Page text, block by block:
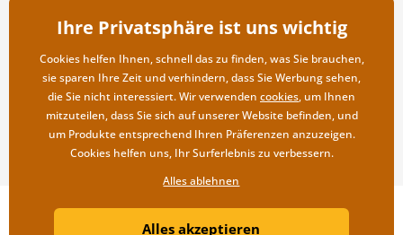
Versand- und
Rücksendung der Ware
Großhandel und
Copyright ©2019 © Dovido.at.
Litvanyi.sk| Online-Shop erstellt von
Ihre Privatsphäre ist uns wichtig
Cookies helfen Ihnen, schnell das zu finden, was Sie brauchen,
sie sparen Ihre Zeit und verhindern, dass Sie Werbung sehen,
die Sie nicht interessiert. Wir verwenden cookies, um Ihnen
mitzuteilen, dass Sie sich auf unserer Website befinden, und
um Produkte entsprechend Ihren Präferenzen anzuzeigen.
Cookies helfen uns, Ihr Surferlebnis zu verbessern.
Alles ablehnen
Alles akzeptieren